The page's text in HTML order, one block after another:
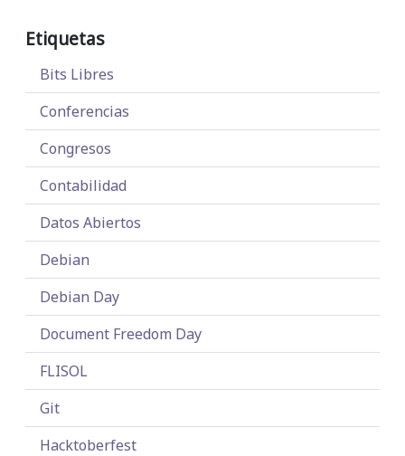
Etiquetas
Bits Libres
Conferencias
Congresos
Contabilidad
Datos Abiertos
Debian
Debian Day
Document Freedom Day
FLISOL
Git
Hacktoberfest